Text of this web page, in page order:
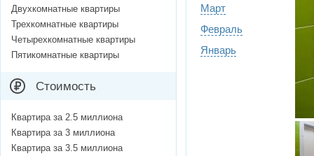
Март
Февраль
Январь
Двухкомнатные квартиры
Трехкомнатные квартиры
Четырехкомнатные квартиры
Пятикомнатные квартиры
Стоимость
Квартира за 2.5 миллиона
Квартира за 3 миллиона
Квартира за 3.5 миллиона